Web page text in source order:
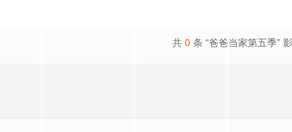
共 0 条 “爸爸当家第五季”